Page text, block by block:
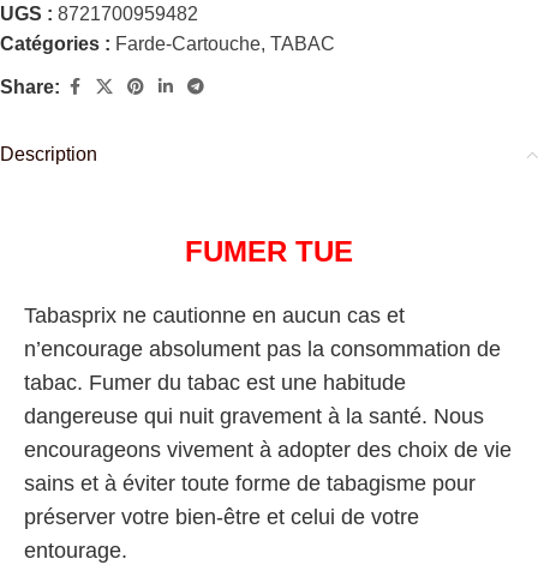
UGS : 8721700959482
Catégories : Farde-Cartouche, TABAC
Share:
Description
FUMER TUE
Tabasprix ne cautionne en aucun cas et
n’encourage absolument pas la consommation de
tabac. Fumer du tabac est une habitude
dangereuse qui nuit gravement à la santé. Nous
encourageons vivement à adopter des choix de vie
sains et à éviter toute forme de tabagisme pour
préserver votre bien-être et celui de votre
entourage.